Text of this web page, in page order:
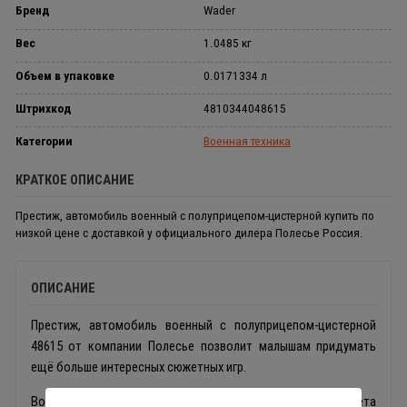
Бренд Wader
Вес 1.0485 кг
Объем в упаковке 0.0171334 л
Штрихкод 4810344048615
Категории Военная техника
КРАТКОЕ ОПИСАНИЕ
Престиж, автомобиль военный с полуприцепом-цистерной купить по
низкой цене с доставкой у официального дилера Полесье Россия.
ОПИСАНИЕ
Престиж, автомобиль военный с полуприцепом-цистерной
48615 от компании Полесье позволит малышам придумать
ещё больше интересных сюжетных игр.
Военный грузовик, выполненный из прочного пластика цвета